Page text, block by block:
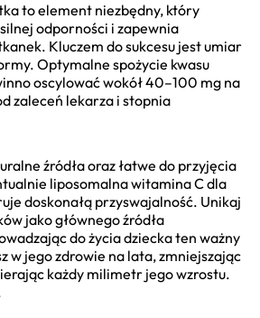
to element niezbędny, który
odporności i zapewnia
Kluczem do sukcesu jest umiar
Optymalne spożycie kwasu
oscylować wokół 40–100 mg na
zaleceń lekarza i stopnia
źródła oraz łatwe do przyjęcia
liposomalna witamina C dla
doskonałą przyswajalność. Unikaj
jako głównego źródła
do życia dziecka ten ważny
w jego zdrowie na lata, zmniejszając
każdy milimetr jego wzrostu.